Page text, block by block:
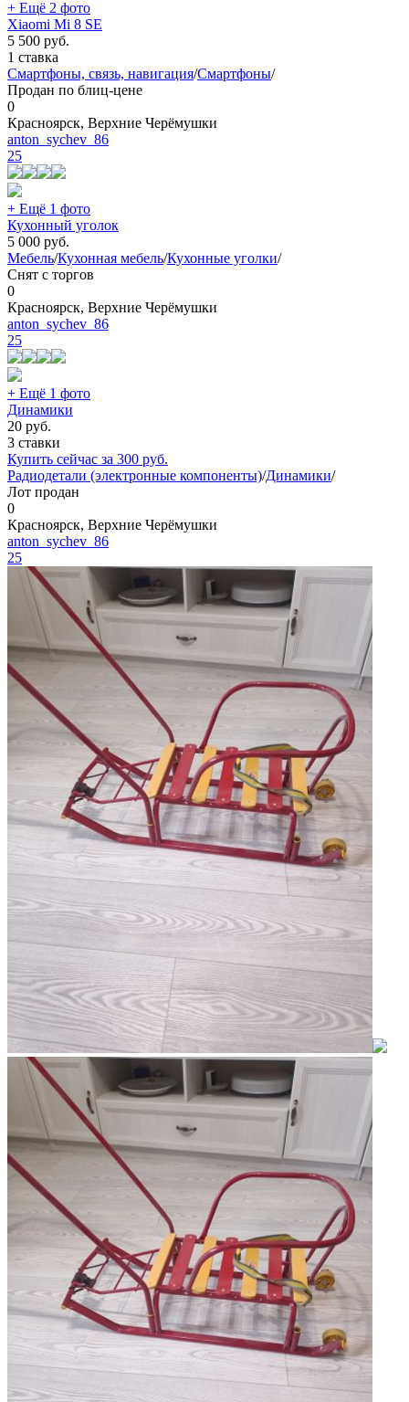
+ Ещё 2 фото
Xiaomi Mi 8 SE
5 500 руб.
1 ставка
Смартфоны, связь, навигация/Смартфоны/
Продан по блиц-цене
0
Красноярск, Верхние Черёмушки
anton_sychev_86
25
+ Ещё 1 фото
Кухонный уголок
5 000 руб.
Мебель/Кухонная мебель/Кухонные уголки/
Снят с торгов
0
Красноярск, Верхние Черёмушки
anton_sychev_86
25
+ Ещё 1 фото
Динамики
20 руб.
3 ставки
Купить сейчас за 300 руб.
Радиодетали (электронные компоненты)/Динамики/
Лот продан
0
Красноярск, Верхние Черёмушки
anton_sychev_86
25